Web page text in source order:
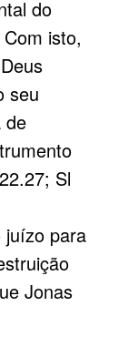
do
isto,
seu
de
Sl
juízo para
Jonas